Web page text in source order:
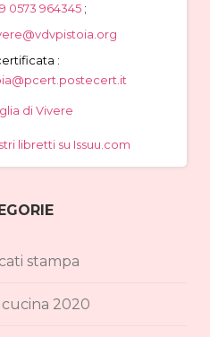
0573 964345 ;
:
di Vivere
libretti su Issuu.com
stampa
2020